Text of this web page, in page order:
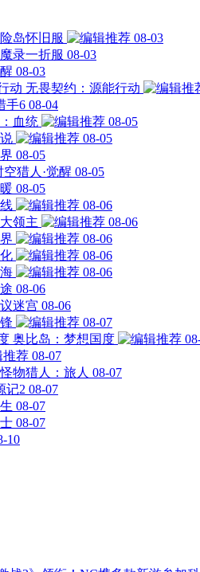
岛怀旧服
08-03
录一折服 08-03
08-03
无畏契约：源能行动
手6 08-04
血统
08-05
08-05
08-05
空猎人·觉醒 08-05
08-05
08-06
领主
08-06
08-06
08-06
08-06
08-06
迷宫 08-06
08-07
奥比岛：梦想国度
08-07
怪物猎人：旅人 08-07
记2 08-07
08-07
08-07
10